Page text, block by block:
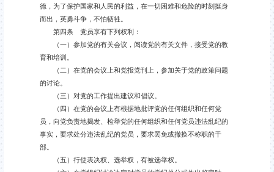
德，为了保护国家和人民的利益，在一切困难和危险的时刻挺身
而出，英勇斗争，不怕牺牲。
第四条 党员享有下列权利：
（一）参加党的有关会议，阅读党的有关文件，接受党的教
育和培训。
（二）在党的会议上和党报党刊上，参加关于党的政策问题
的讨论。
（三）对党的工作提出建议和倡议。
（四）在党的会议上有根据地批评党的任何组织和任何党
员，向党负责地揭发、检举党的任何组织和任何党员违法乱纪的
事实，要求处分违法乱纪的党员，要求罢免或撤换不称职的干
部。
（五）行使表决权、选举权，有被选举权。